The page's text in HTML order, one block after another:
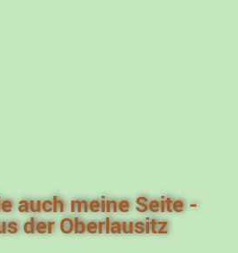
auch meine Seite -
der Oberlausitz